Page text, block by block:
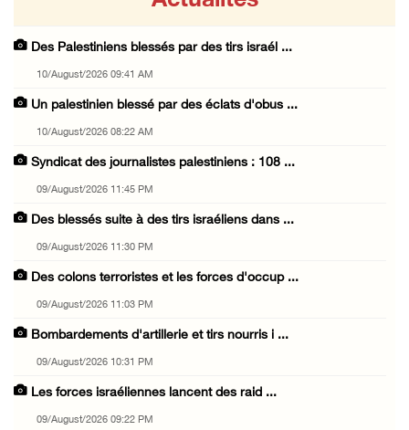
Des Palestiniens blessés par des tirs israél ...
10/August/2026 09:41 AM
Un palestinien blessé par des éclats d'obus ...
10/August/2026 08:22 AM
Syndicat des journalistes palestiniens : 108 ...
09/August/2026 11:45 PM
Des blessés suite à des tirs israéliens dans ...
09/August/2026 11:30 PM
Des colons terroristes et les forces d'occup ...
09/August/2026 11:03 PM
Bombardements d'artillerie et tirs nourris i ...
09/August/2026 10:31 PM
Les forces israéliennes lancent des raid ...
09/August/2026 09:22 PM